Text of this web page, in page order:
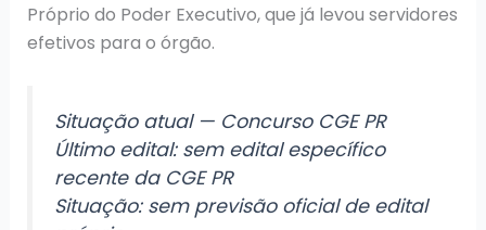
Próprio do Poder Executivo, que já levou servidores
efetivos para o órgão.
Situação atual — Concurso CGE PR
Último edital: sem edital específico
recente da CGE PR
Situação: sem previsão oficial de edital